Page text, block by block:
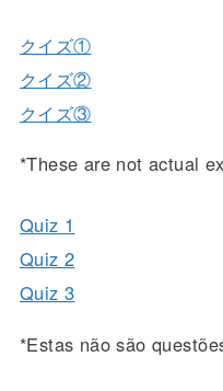
クイズ①
クイズ②
クイズ③
*These are not actual
Quiz 1
Quiz 2
Quiz 3
*Estas não são